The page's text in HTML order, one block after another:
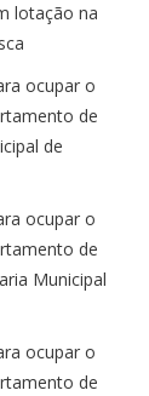
lotação na
ocupar o
de
de
ocupar o
de
Municipal
ocupar o
de